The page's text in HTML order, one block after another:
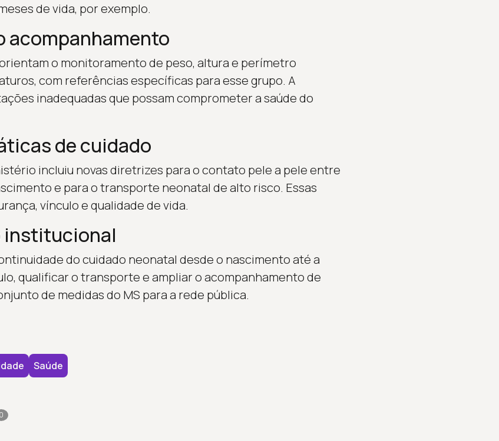
de vida, por exemplo.
acompanhamento
o monitoramento de peso, altura e perímetro
com referências específicas para esse grupo. A
inadequadas que possam comprometer a saúde do
de cuidado
incluiu novas diretrizes para o contato pele a pele entre
e para o transporte neonatal de alto risco. Essas
vínculo e qualidade de vida.
institucional
do cuidado neonatal desde o nascimento até a
qualificar o transporte e ampliar o acompanhamento de
de medidas do MS para a rede pública.
Saúde
0